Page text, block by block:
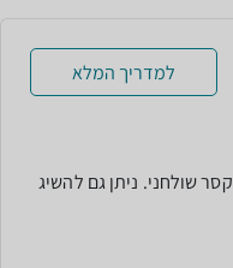
למדריך המלא
שולחני. ניתן גם להשיג